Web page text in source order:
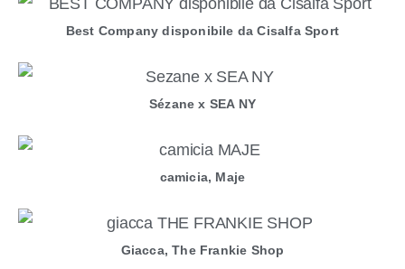
Best Company disponibile da Cisalfa Sport
Sézane x SEA NY
camicia, Maje
Giacca, The Frankie Shop